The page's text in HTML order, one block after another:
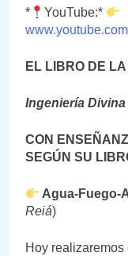
*
YouTube:*
EL LIBRO DE
Ingeniería
CON
SEGÚN SU
Agua-Fuego-
Reiá)
Hoy